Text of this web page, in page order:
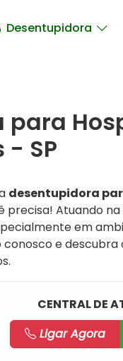
Desentupidora
para
SP
desentupidora
precisa! Atuando
em
e
CENTRAL DE
Ligar Agora